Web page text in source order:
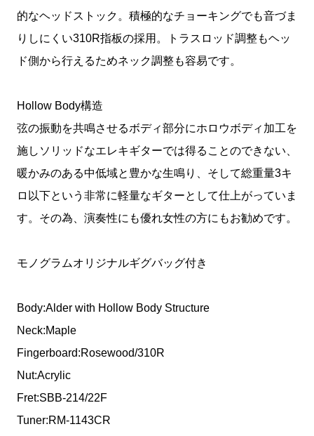
的なヘッドストック。積極的なチョーキングでも音づま
りしにくい310R指板の採用。トラスロッド調整もヘッ
ド側から行えるためネック調整も容易です。
Hollow Body構造
弦の振動を共鳴させるボディ部分にホロウボディ加工を
施しソリッドなエレキギターでは得ることのできない、
暖かみのある中低域と豊かな生鳴り、そして総重量3キ
ロ以下という非常に軽量なギターとして仕上がっていま
す。その為、演奏性にも優れ女性の方にもお勧めです。
モノグラムオリジナルギグバッグ付き
Body:Alder with Hollow Body Structure
Neck:Maple
Fingerboard:Rosewood/310R
Nut:Acrylic
Fret:SBB-214/22F
Tuner:RM-1143CR